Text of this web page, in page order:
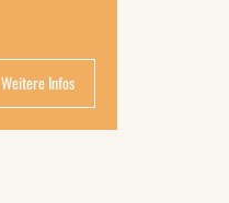
Weitere Infos